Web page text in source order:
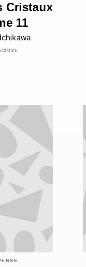
Cristaux
11
2021